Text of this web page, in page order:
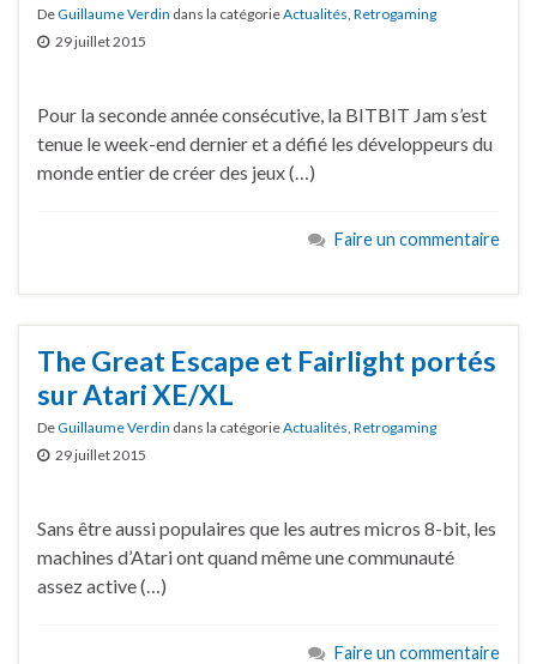
DeGuillaume Verdin dans la catégorieActualités, Retrogaming
29 juillet 2015
Pour la seconde année consécutive, la BITBIT Jam s’est
tenue le week-end dernier et a défié les développeurs du
monde entier de créer des jeux (…)
Faire un commentaire
The Great Escape et Fairlight portés
sur Atari XE/XL
DeGuillaume Verdin dans la catégorieActualités Retrogaming
29 juillet 2015
Sans être aussi populaires que les autres micros 8-bit, les
machines d’Atari ont quand même une communauté
assez active (…)
Faire un commentaire